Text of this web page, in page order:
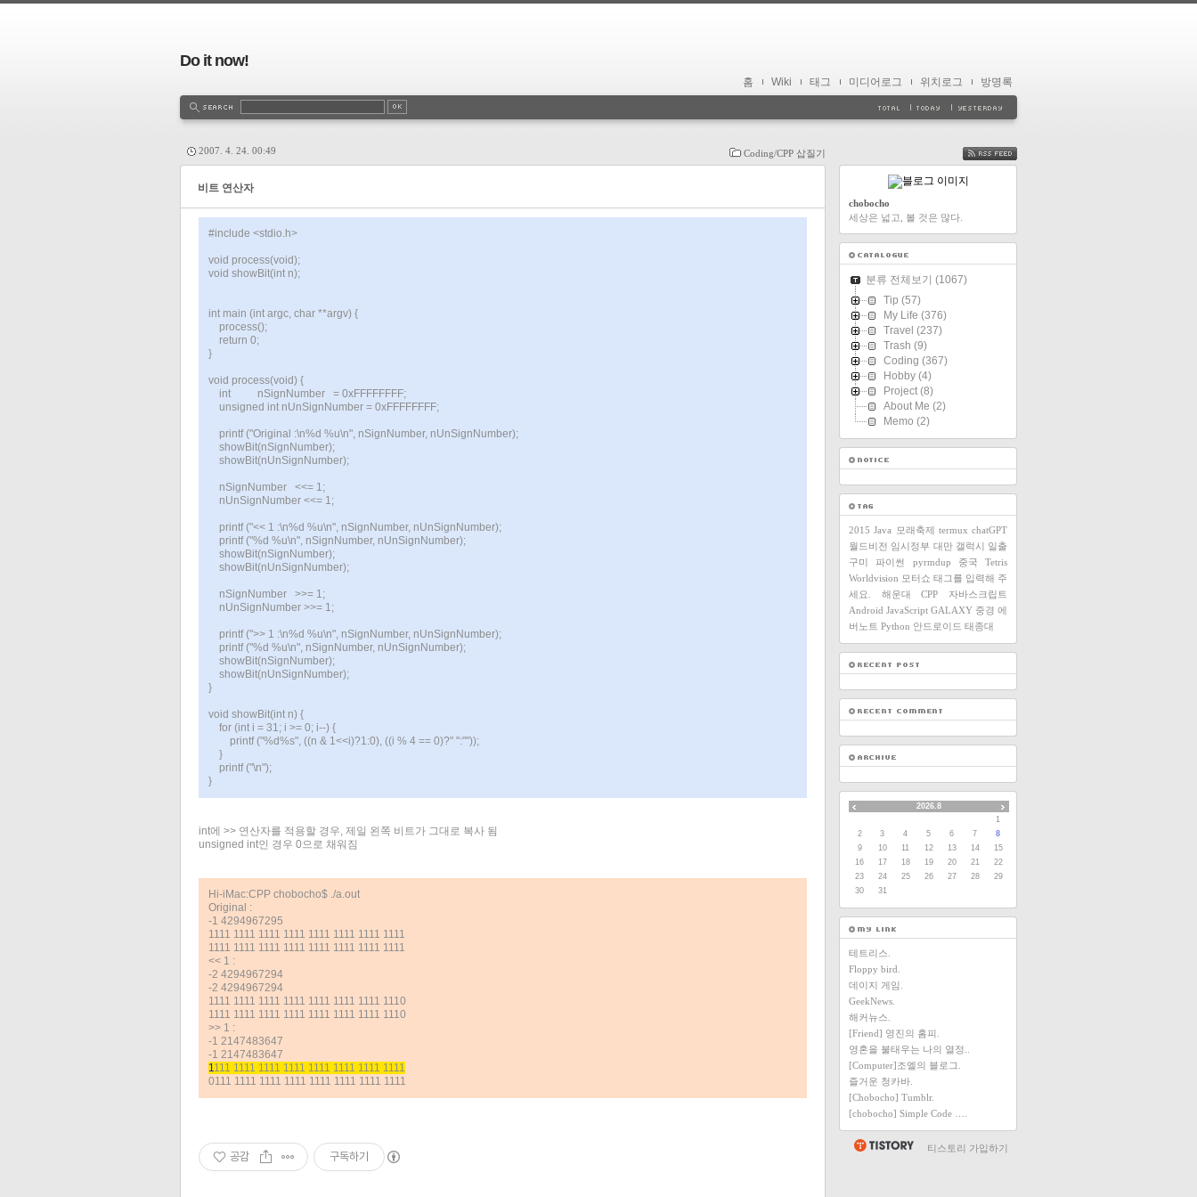
Do it now!
홈 Wiki 태그 미디어로그 위치로그 방명록
Coding/CPP 삽질기
2007. 4. 24. 00:49
비트 연산자
#include <stdio.h>
void process(void);
void showBit(int n);
int main (int argc, char **argv) {
process();
return 0;
}
void process(void) {
int nSignNumber = 0xFFFFFFFF;
unsigned int nUnSignNumber = 0xFFFFFFFF;
printf ("Original :\n%d %u\n", nSignNumber, nUnSignNumber);
showBit(nSignNumber);
showBit(nUnSignNumber);
nSignNumber <<= 1;
nUnSignNumber <<= 1;
printf ("<< 1 :\n%d %u\n", nSignNumber, nUnSignNumber);
printf ("%d %u\n", nSignNumber, nUnSignNumber);
showBit(nSignNumber);
showBit(nUnSignNumber);
nSignNumber >>= 1;
nUnSignNumber >>= 1;
printf (">> 1 :\n%d %u\n", nSignNumber, nUnSignNumber);
printf ("%d %u\n", nSignNumber, nUnSignNumber);
showBit(nSignNumber);
showBit(nUnSignNumber);
}
void showBit(int n) {
for (int i = 31; i >= 0; i--) {
printf ("%d%s", ((n & 1<<i)?1:0), ((i % 4 == 0)?" ":""));
}
printf ("\n");
}
int에 >> 연산자를 적용할 경우, 제일 왼쪽 비트가 그대로 복사 됨
unsigned int인 경우 0으로 채워짐
Hi-iMac:CPP chobocho$ ./a.out
Original :
-1 4294967295
1111 1111 1111 1111 1111 1111 1111 1111
1111 1111 1111 1111 1111 1111 1111 1111
<< 1 :
-2 4294967294
-2 4294967294
1111 1111 1111 1111 1111 1111 1111 1110
1111 1111 1111 1111 1111 1111 1111 1110
>> 1 :
-1 2147483647
-1 2147483647
1111 1111 1111 1111 1111 1111 1111 1111
0111 1111 1111 1111 1111 1111 1111 1111
공감 구독하기
FEED
chobocho
세상은 넓고, 볼 것은 많다.
분류 전체보기 (1067)
Tip (57)
My Life (376)
Travel (237)
Trash (9)
Coding (367)
Hobby (4)
Project (8)
About Me (2)
Memo (2)
2015 Java 모래축제 termux chatGPT
월드비전 임시정부 대만 갤럭시 일출
구미
파이썬 pyrmdup 중국
Tetris
Worldvision 모터쇼 태그를 입력해 주
세요.
해운대 CPP
자바스크립트
Android JavaScript GALAXY 중경 에
버노트 Python 안드로이드 태종대
2026.8
1
2
3 4 5 6 7
8
9
10 11 12 13 14
15
16
17 18 19 20 21
22
23
24 25 26 27 28
29
30
31
테트리스.
Floppy bird.
데이지 게임.
GeekNews.
해커뉴스.
[Friend] 영진의 홈피.
영혼을 불태우는 나의 열정..
[Computer]조엘의 블로그.
즐거운 청카바.
[Chobocho] Tumblr.
[chobocho] Simple Code ….
티스토리 가입하기